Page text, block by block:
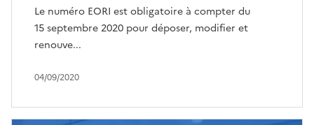
04/09/2020
Le numéro EORI est obligatoire à compter du
15 septembre 2020 pour déposer, modifier et
renouve...